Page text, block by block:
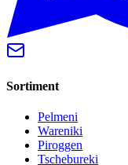
Sortiment
Pelmeni
Wareniki
Piroggen
Tschebureki